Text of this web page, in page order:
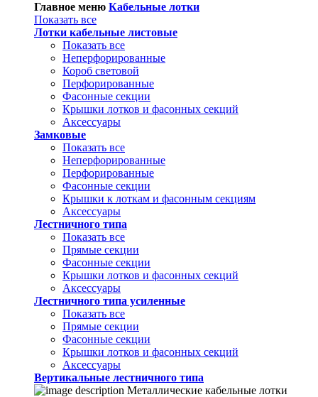
Главное меню Кабельные лотки
Показать все
Лотки кабельные листовые
Показать все
Неперфорированные
Короб световой
Перфорированные
Фасонные секции
Крышки лотков и фасонных секций
Аксессуары
Замковые
Показать все
Неперфорированные
Перфорированные
Фасонные секции
Крышки к лоткам и фасонным секциям
Аксессуары
Лестничного типа
Показать все
Прямые секции
Фасонные секции
Крышки лотков и фасонных секций
Аксессуары
Лестничного типа усиленные
Показать все
Прямые секции
Фасонные секции
Крышки лотков и фасонных секций
Аксессуары
Вертикальные лестничного типа
Металлические кабельные лотки